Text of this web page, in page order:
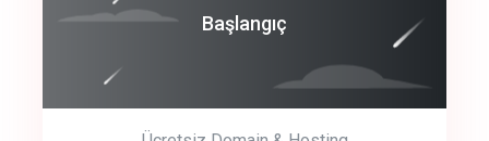
Başlangıç